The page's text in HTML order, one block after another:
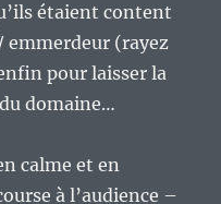
étaient content
emmerdeur (rayez
pour laisser la
domaine…
calme et en
à l’audience –